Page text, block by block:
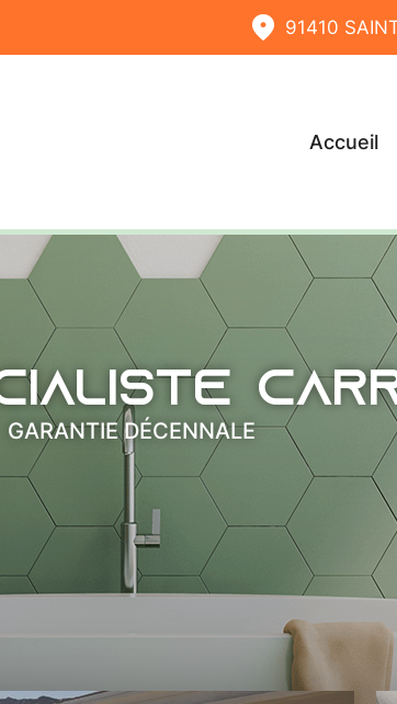
91410
Accueil
GARANTIE DÉCENNALE